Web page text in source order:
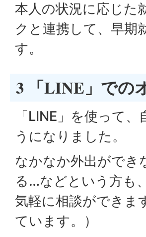
本人の状況に応じた
クと連携して、早期
す。
3 「LINE」での
「LINE」を使って
うになりました。
なかなか外出ができ
る…などという方も
気軽に相談ができま
ています。）